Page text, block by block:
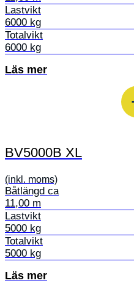
Lastvikt
6000 kg
Totalvikt
6000 kg
Läs mer
BV5000B XL
(inkl. moms)
Båtlängd ca
11,00 m
Lastvikt
5000 kg
Totalvikt
5000 kg
Läs mer